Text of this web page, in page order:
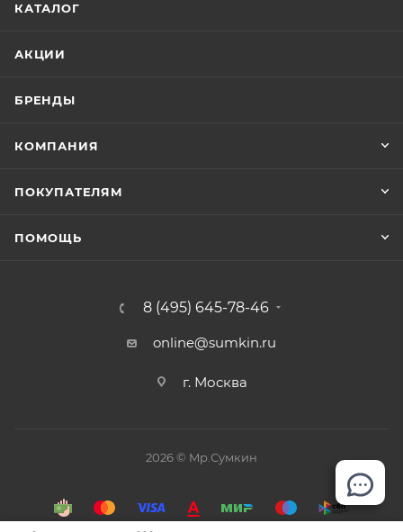
КАТАЛОГ
АКЦИИ
БРЕНДЫ
КОМПАНИЯ
ПОКУПАТЕЛЯМ
ПОМОЩЬ
8 (495) 645-78-46
online@sumkin.ru
г. Москва
2026 © Mр.Сумкин